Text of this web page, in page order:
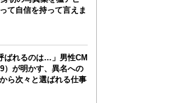
て自信を持って言えま
ばれるのは…」男性CM
）が明かす、異名への
ら次々と選ばれる仕事